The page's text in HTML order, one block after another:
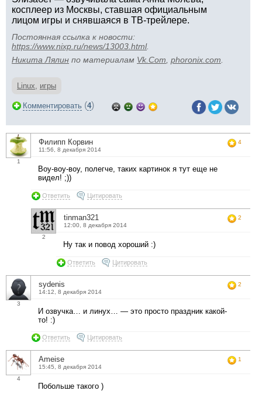
косплеер из Москвы, ставшая официальным
лицом игры и снявшаяся в ТВ-трейлере.
Постоянная ссылка к новости:
https://www.nixp.ru/news/13003.html.
Никита Лялин по материалам Vk.Com phoronix.com
Linux, игры
Комментировать (4)
1
Филипп Корвин
11:56, 8 декабря 2014
4
Воу-воу-воу, полегче, таких картинок я тут еще не
видел! ;))
Ответить Цитировать
2
tinman321
12:00, 8 декабря 2014
2
Ну так и повод хороший :)
Ответить Цитировать
3
sydenis
14:12, 8 декабря 2014
2
И озвучка… и линух… — это просто праздник какой-
то! :)
Ответить Цитировать
4
Ameise
15:45, 8 декабря 2014
1
Побольше такого )